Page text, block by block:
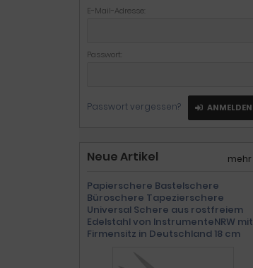
E-Mail-Adresse:
Passwort:
Passwort vergessen? ANMELDEN
Neue Artikel mehr
Papierschere Bastelschere
Büroschere Tapezierschere
Universal Schere aus rostfreiem
Edelstahl von InstrumenteNRW mit
Firmensitz in Deutschland 18 cm